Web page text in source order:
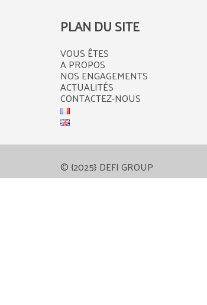
PLAN DU SITE
VOUS ÊTES
A PROPOS
NOS ENGAGEMENTS
ACTUALITÉS
CONTACTEZ-NOUS
© {2025} DEFI GROUP